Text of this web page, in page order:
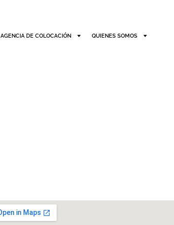
AGENCIA DE COLOCACIÓN QUIENES SOMOS